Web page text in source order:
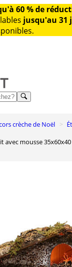
60 % de
jusqu'au 31
crèche de Noël